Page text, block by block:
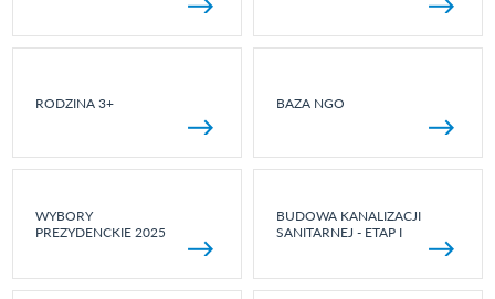
RODZINA 3+ BAZA NGO
WYBORY
PREZYDENCKIE 2025
BUDOWA KANALIZACJI
SANITARNEJ - ETAP I